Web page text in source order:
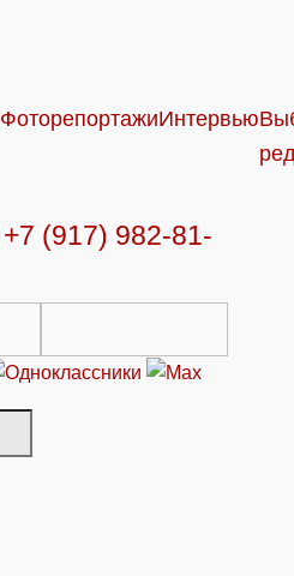
ФоторепортажиИнтервью
+7 (917) 982-81-